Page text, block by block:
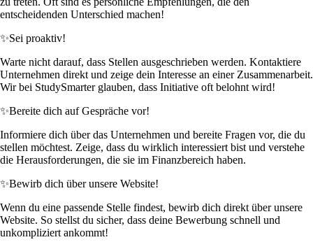
entscheidenden Unterschied machen!
✨Sei proaktiv!
Warte nicht darauf, dass Stellen ausgeschrieben werden. Kontaktiere
Unternehmen direkt und zeige dein Interesse an einer Zusammenarbeit.
Wir bei StudySmarter glauben, dass Initiative oft belohnt wird!
✨Bereite dich auf Gespräche vor!
Informiere dich über das Unternehmen und bereite Fragen vor, die du
stellen möchtest. Zeige, dass du wirklich interessiert bist und verstehe
die Herausforderungen, die sie im Finanzbereich haben.
✨Bewirb dich über unsere Website!
Wenn du eine passende Stelle findest, bewirb dich direkt über unsere
Website. So stellst du sicher, dass deine Bewerbung schnell und
unkompliziert ankommt!